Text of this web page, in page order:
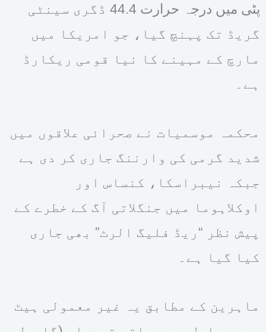
پٹی میں درجہ حرارت 44.4 ڈگری سینٹی
گریڈ تک پہنچ گیا، جو امریکا میں
مارچ کے مہینے کا نیا قومی ریکارڈ
ہے۔
محکمہ موسمیات نے صحرائی علاقوں میں
شدید گرمی کی وارننگ جاری کر دی ہے
جبکہ نیبراسکا، کنساس اور
اوکلاہوما میں جنگلاتی آگ کے خطرے کے
پیش نظر “ریڈ فلیگ الرٹ” بھی جاری
کیا گیا ہے۔
ماہرین کے مطابق یہ غیر معمولی ہیٹ